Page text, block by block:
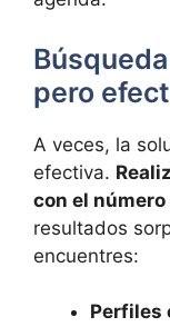
pero
A veces, la
efectiva.
con el
resultados
encuentres:
Perfiles